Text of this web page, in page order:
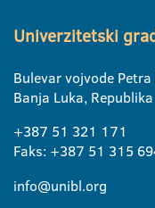
Univerzitetski
Bulevar vojvode
Banja Luka,
+387 51 321 171
Faks: +387 51 315
info@unibl.org